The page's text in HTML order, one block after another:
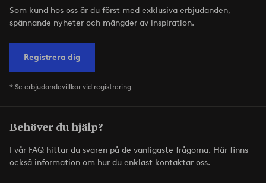
Som kund hos oss är du först med exklusiva erbjudanden,
spännande nyheter och mängder av inspiration.
Registrera dig
* Se erbjudandevillkor vid registrering
Behöver du hjälp?
I vår FAQ hittar du svaren på de vanligaste frågorna. Här finns
också information om hur du enklast kontaktar oss.